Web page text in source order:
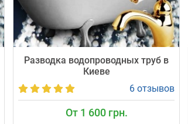
Разводка водопроводных труб в
Киеве
6 отзывов
От 1 600 грн.